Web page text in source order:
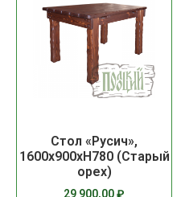
Стол «Русич»,
1600х900хH780 (Старый
орех)
29 900,00₽